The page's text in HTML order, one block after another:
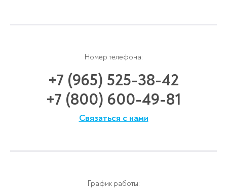
Номер телефона:
+7 (965) 525-38-42
+7 (800) 600-49-81
Связаться с нами
График работы: